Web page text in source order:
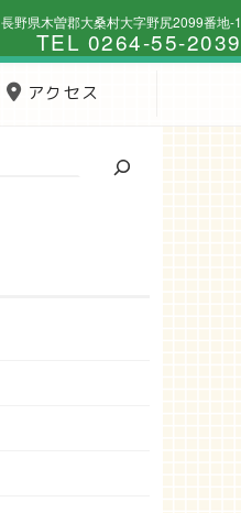
長野県木曽郡大桑村大字野尻2099番地-1
TEL 0264-55-2039
アクセス